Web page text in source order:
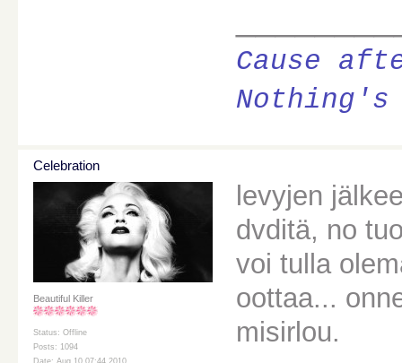
Cause
Celebration
Beautiful Killer
Status: Offline
Posts: 1094
levyjen
dvditä, no
voi tulla
oottaa...
misirlou.